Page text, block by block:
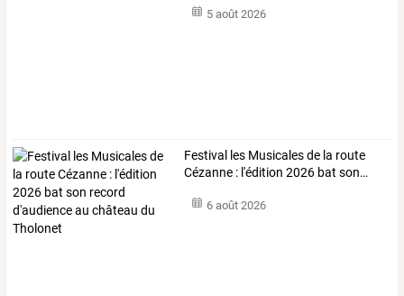
5 août 2026
Festival les Musicalesde la route
Cézanne : l'édition 2026 bat son…
6 août 2026